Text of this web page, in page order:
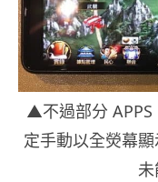
▲不過部分 APPS
定手動以全熒幕
未